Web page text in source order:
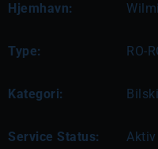
Hjemhavn:
Type: RO-
Kategori:
Service Status: